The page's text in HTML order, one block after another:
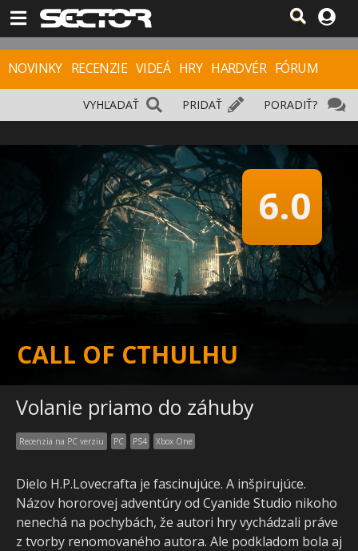
NOVINKY RECENZIE VIDEÁ HRY HARDVÉR FÓRUM
PORADIŤ?
PRIDAŤ
VYHĽADAŤ
CALL OF CTHULHU
6.0
Volanie priamo do záhuby
Recenzia na PC verziu PC PS4 Xbox One
Dielo H.P.Lovecrafta je fascinujúce. A inšpirujúce.
Názov hororovej adventúry od Cyanide Studio nikoho
nenechá na pochybách, že autori hry vychádzali práve
z tvorby renomovaného autora. Ale podkladom bola aj